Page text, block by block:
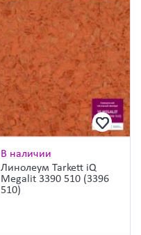
В наличии
Линолеум Tarkett iQ
Megalit 3390 510 (3396
510)